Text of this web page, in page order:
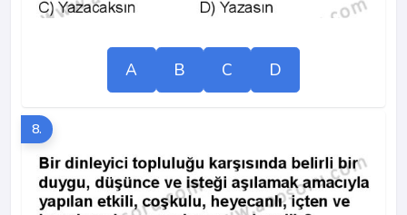
A B C D
8.